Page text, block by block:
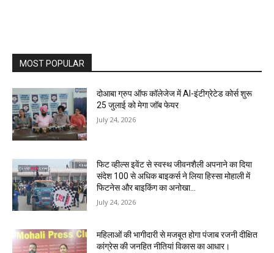
MOST POPULAR
दोआबा ग्रुप ऑफ कॉलेजेज में AI-इंटीग्रेटेड कोर्स शुरू
25 जुलाई को मेगा जॉब फेयर
July 24, 2026
फिट व्हील्स इवेंट से स्वस्थ जीवनशैली अपनाने का दिया
संदेश 100 से अधिक बाइकर्स ने लिया हिस्सा मोहाली में
फिटनेस और बाइकिंग का अनोखा...
July 24, 2026
महिलाओं की भागीदारी से मजबूत होगा पंजाब रजनी दीक्षित
कांग्रेस की जनहित नीतियां विकास का आधार।